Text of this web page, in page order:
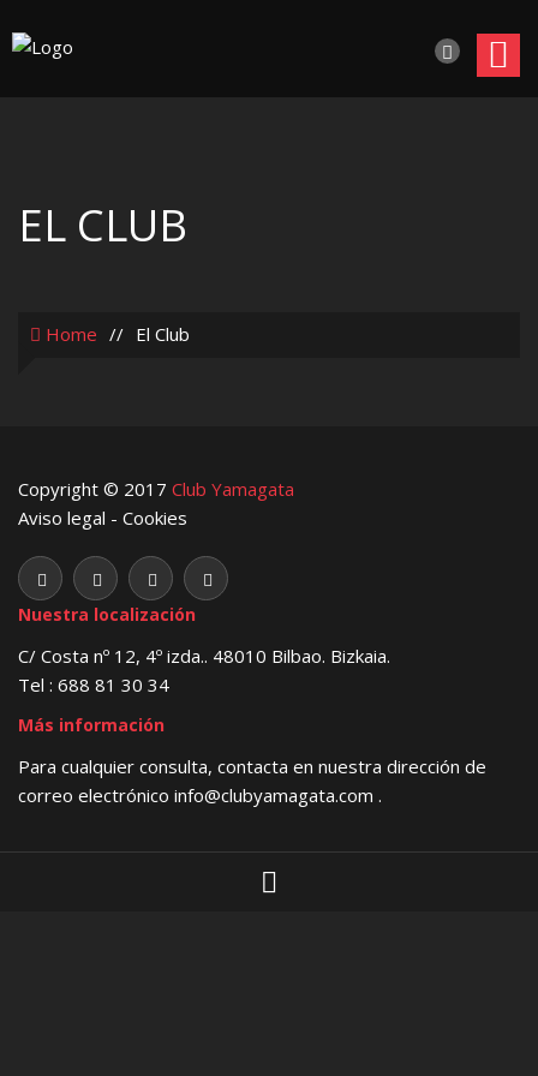
EL CLUB
Home // El Club
Copyright © 2017 Club Yamagata
Aviso legal - Cookies
Nuestra localización
C/ Costa nº 12, 4º izda.. 48010 Bilbao. Bizkaia.
Tel : 688 81 30 34
Más información
Para cualquier consulta, contacta en nuestra dirección de
correo electrónico info@clubyamagata.com .